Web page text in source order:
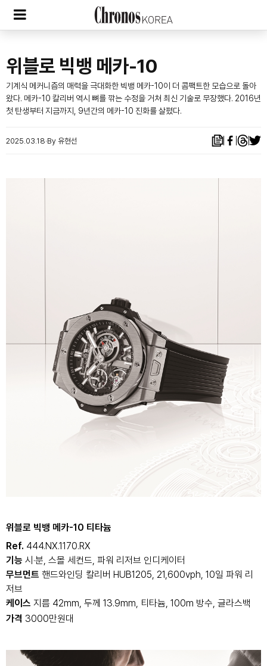
위블로 빅뱅 메카-10
기계식 메커니즘의 매력을 극대화한 빅뱅 메카-10이 더 콤팩트한 모습으로 돌아
왔다. 메카-10 칼리버 역시 뼈를 깎는 수정을 거쳐 최신 기술로 무장했다. 2016년
첫 탄생부터 지금까지, 9년간의 메카-10 진화를 살폈다.
2025.03.18 By 유현선
위블로 빅뱅 메카-10 티타늄
Ref. 444.NX.1170.RX
기능 시·분, 스몰 세컨드, 파워 리저브 인디케이터
무브먼트 핸드와인딩 칼리버 HUB1205, 21,600vph, 10일 파워 리
저브
케이스 지름 42mm, 두께 13.9mm, 티타늄, 100m 방수, 글라스백
가격 3000만원대